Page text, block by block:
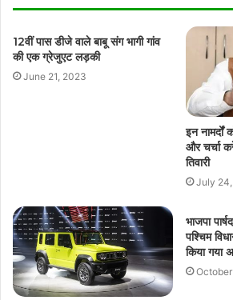
12वीं पास डीजे वाले बाबू संग भागी गांव
की एक ग्रेजुएट लड़की
June 21, 2023
इन
और चर्चा
तिवारी
July
भाजपा
पश्चिम
किया गया